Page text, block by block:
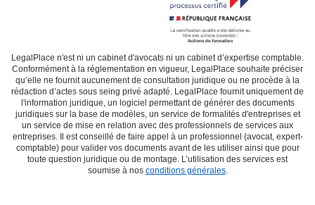
LegalPlace n'est ni un cabinet d'avocats ni un cabinet d’expertise comptable.
Conformément à la réglementation en vigueur, LegalPlace souhaite préciser
qu’elle ne fournit aucunement de consultation juridique ou ne procède à la
rédaction d’actes sous seing privé adapté. LegalPlace fournit uniquement de
l'information juridique, un logiciel permettant de générer des documents
juridiques sur la base de modèles, un service de formalités d'entreprises et
un service de mise en relation avec des professionnels de services aux
entreprises. Il est conseillé de faire appel à un professionnel (avocat, expert-
comptable) pour valider vos documents avant de les utiliser ainsi que pour
toute question juridique ou de montage. L’utilisation des services est
soumise à nos conditions générales.